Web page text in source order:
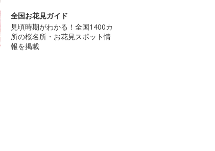
全国お花見ガイド
見頃時期がわかる！全国1400カ
所の桜名所・お花見スポット情
報を掲載